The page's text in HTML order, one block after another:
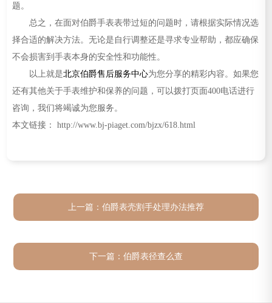
题。
总之，在面对伯爵手表表带过短的问题时，请根据实际情况选
择合适的解决方法。无论是自行调整还是寻求专业帮助，都应确保
不会损害到手表本身的安全性和功能性。
以上就是北京伯爵售后服务中心为您分享的精彩内容。如果您
还有其他关于手表维护和保养的问题，可以拨打页面400电话进行
咨询，我们将竭诚为您服务。
本文链接： http://www.bj-piaget.com/bjzx/618.html
上一篇： 伯爵表壳割手处理办法推荐
下一篇： 伯爵表径查么查